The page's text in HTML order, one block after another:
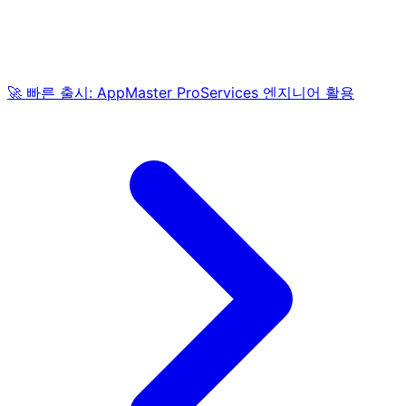
🚀 빠른 출시: AppMaster ProServices 엔지니어 활용